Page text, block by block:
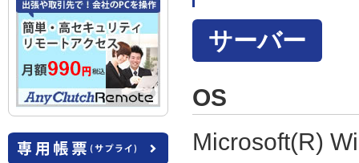
サーバー
OS
Microsoft(R)